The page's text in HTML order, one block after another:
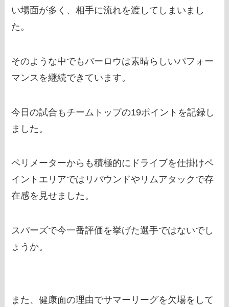
い場面が多く、相手に流れを渡してしまいまし
た。
そのような中でもバーロウは素晴らしいパフォー
マンスを継続できています。
今日の試合もチームトップの19ポイントを記録し
ました。
ペリメーターからも積極的にドライブを仕掛けペ
イントエリアではリバウンドやリムアタックで存
在感を見せました。
スパーズで今一番評価を挙げた選手ではないでし
ょうか。
また、健康面の理由でサマーリーグを欠場をして